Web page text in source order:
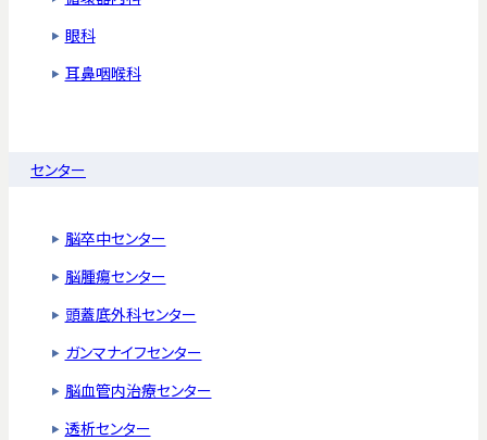
眼科
耳鼻咽喉科
センター
脳卒中センター
脳腫瘍センター
頭蓋底外科センター
ガンマナイフセンター
脳血管内治療センター
透析センター